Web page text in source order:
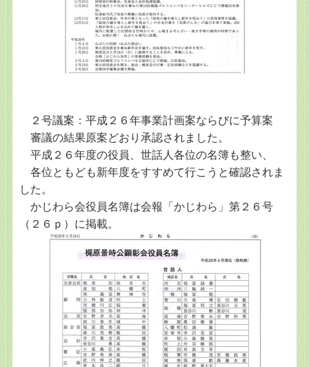
２号議案：平成２６年事業計画案ならびに予算案
審議の結果原案どおり承認されました。
平成２６年度の役員、世話人各位の名簿も整い、
各位ともども新年度をすすめて行こうと確認されま
した。
かじわら会役員名簿は会報「かじわら」第２６号
（２６ｐ）に掲載。